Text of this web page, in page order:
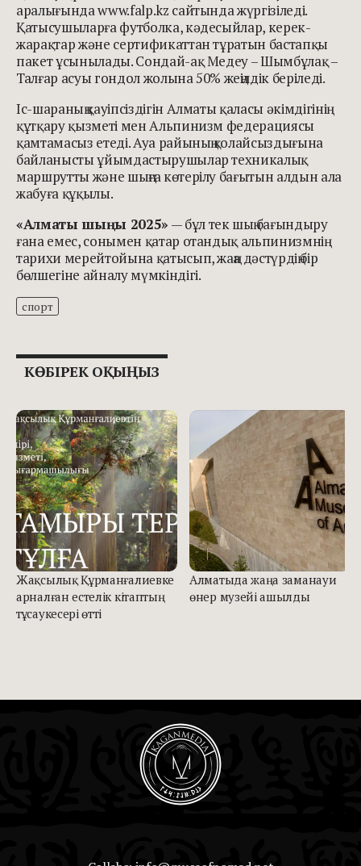
аралығындаwww.falp.kz сайтында жүргізіледі.
Қатысушыларға футболка, кәдесыйлар, керек-
жарақтар және сертификаттан тұратын бастапқы
пакет ұсынылады. Сондай-ақ Медеу – Шымбұлақ –
Талғар асуы гондол жолына 50% жеңілдік беріледі.
Іс-шараның қауіпсіздігін Алматы қаласы әкімдігінің
құтқару қызметі мен Альпинизм федерациясы
қамтамасыз етеді. Ауа райының қолайсыздығына
байланысты ұйымдастырушылар техникалық
маршрутты және шыңға көтерілу бағытын алдын ала
жабуға құқылы.
«Алматы шыңы 2025» — бұл тек шың бағындыру
ғана емес, сонымен қатар отандық альпинизмнің
тарихи мерейтойына қатысып, жаңа дәстүрдің бір
бөлшегіне айналу мүмкіндігі.
спорт
КӨБІРЕК ОҚЫҢЫЗ
Жақсылық Құрманғалиевке
арналған естелік кітаптың
тұсаукесері өтті
Алматыда жаңа заманауи
өнер музейі ашылды